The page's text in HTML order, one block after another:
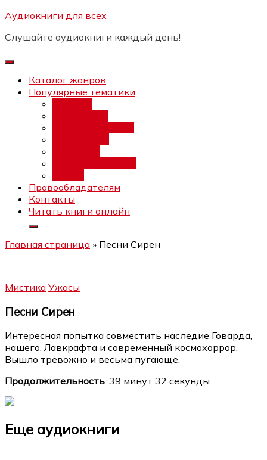
Перейти
содержимому
Аудиокниги для всех
Слушайте аудиокниги каждый день!
Каталог жанров
Популярные тематики
Правообладателям
Контакты
Читать книги онлайн
Главная страница » Песни Сирен
Мистика Ужасы
Песни Сирен
Интересная попытка совместить наследие Говарда,
нашего, Лавкрафта и современный космохоррор.
Вышло тревожно и весьма пугающе.
Продолжительность: 39 минут 32 секунды
Еще аудиокниги
Бесплатный интенсив:
каналов"